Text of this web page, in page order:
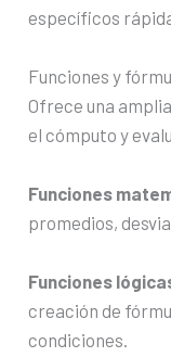
específicos
Funciones y
Ofrece una
el cómputo y
Funciones
promedios,
Funciones
creación de
condiciones.